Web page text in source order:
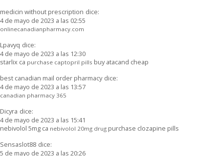
medicin without prescription dice:
4 de mayo de 2023 a las 02:55
onlinecanadianpharmacy.com
Lpavyq dice:
4 de mayo de 2023 a las 12:30
starlix ca purchase captopril pills buy atacand cheap
best canadian mail order pharmacy dice:
4 de mayo de 2023 a las 13:57
canadian pharmacy 365
Dicyra dice:
4 de mayo de 2023 a las 15:41
nebivolol 5mg ca nebivolol 20mg drug purchase clozapine pills
Sensaslot88 dice:
5 de mayo de 2023 a las 20:26